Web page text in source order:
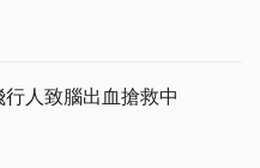
人致腦出血搶救中